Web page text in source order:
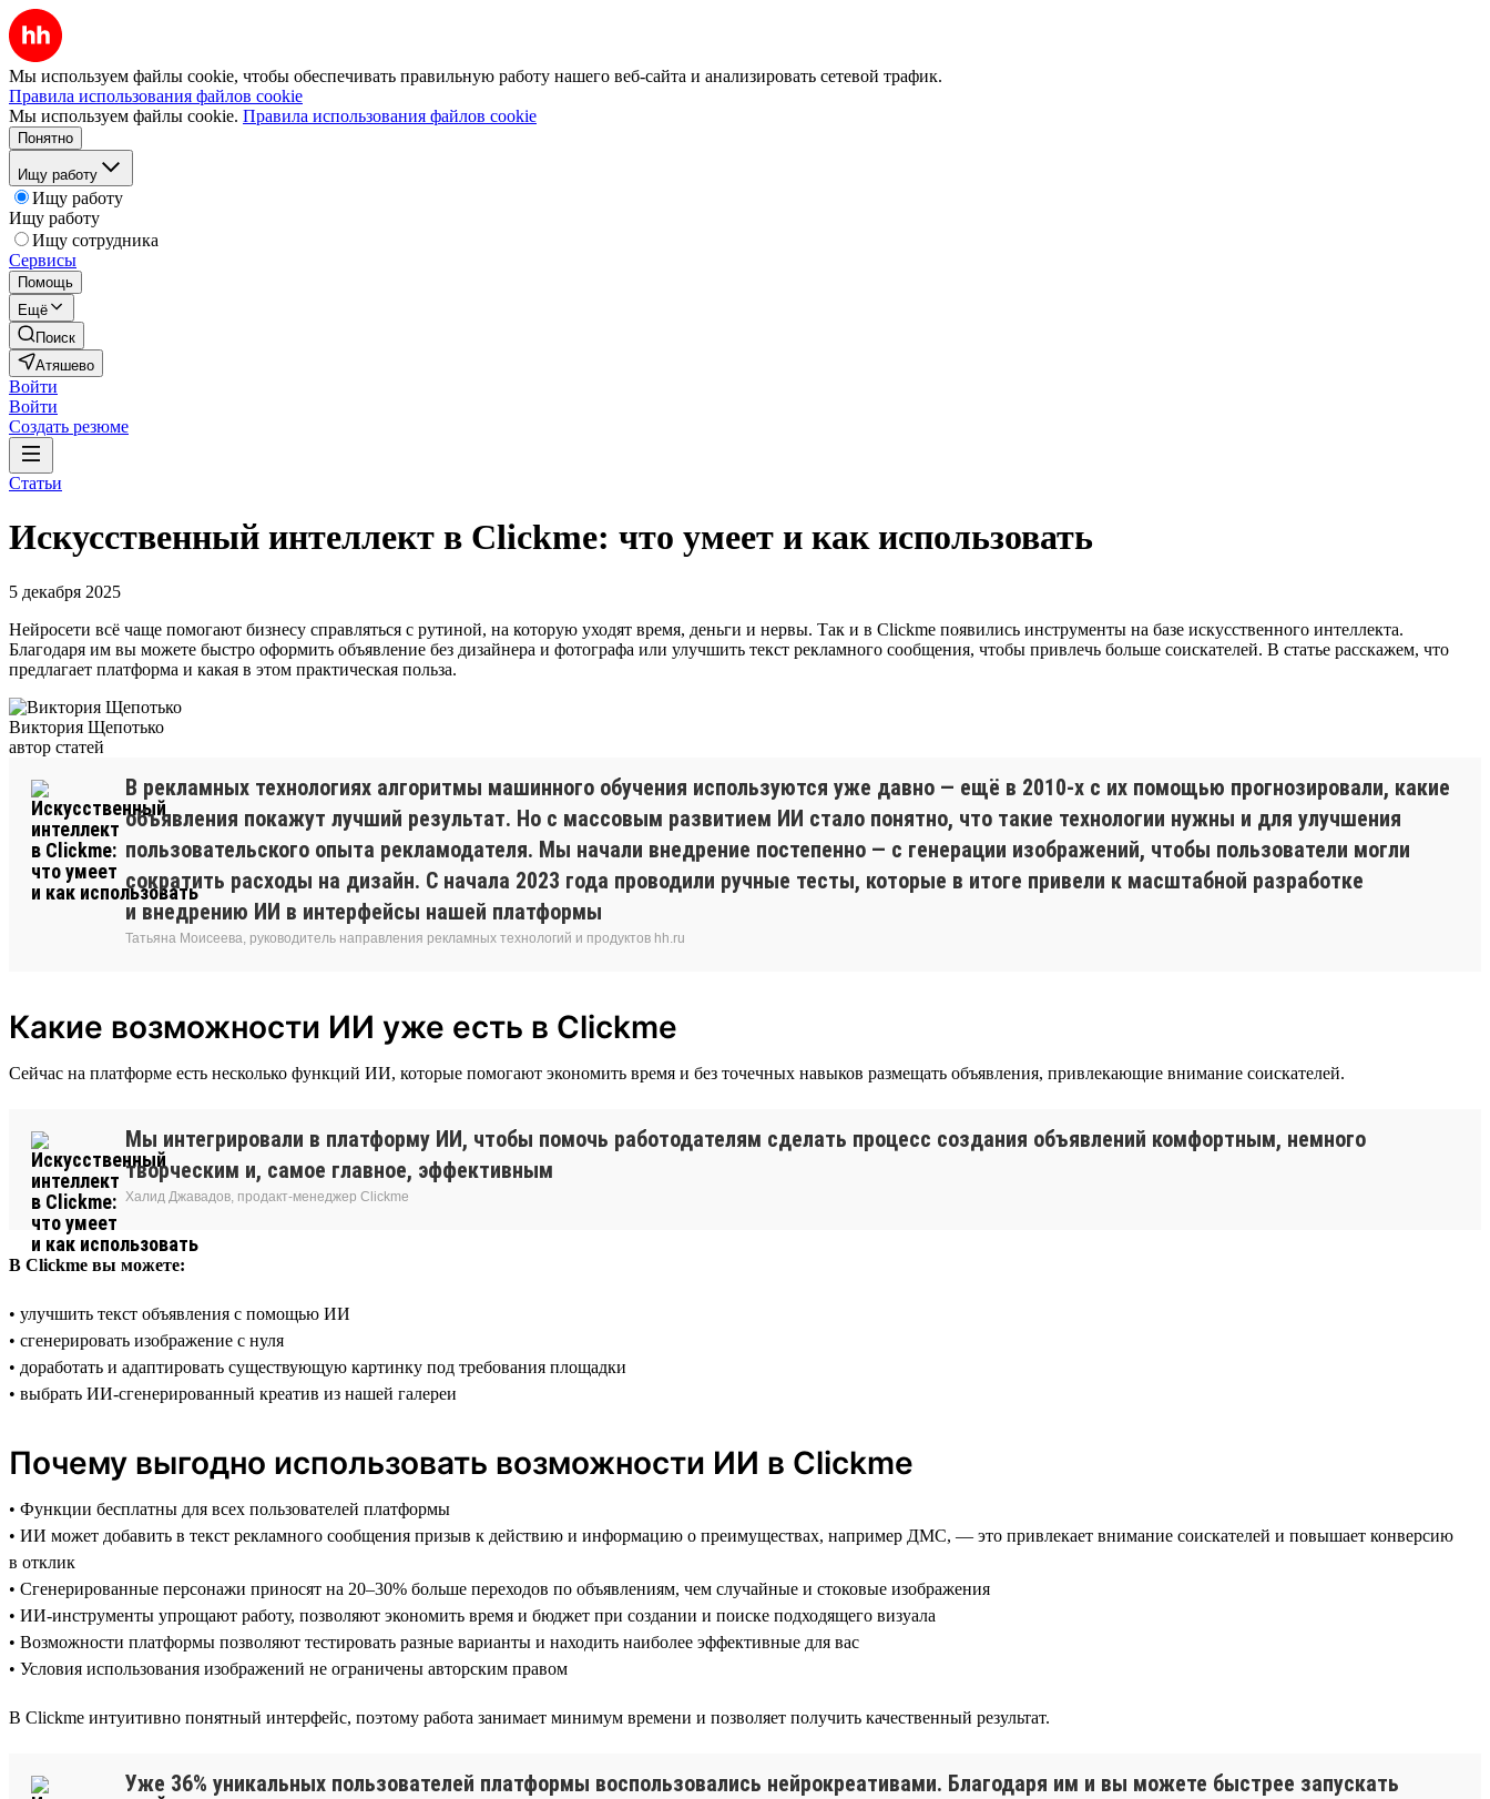
Мы используем файлы cookie, чтобы обеспечивать правильную работу нашего веб-сайта и анализировать сетевой трафик.
Правила использования файлов cookie
Мы используем файлы cookie. Правила использования файлов cookie
Понятно
Ищу работу
Ищу работу
Ищу работу
Ищу сотрудника
Сервисы
Помощь
Ещё
Поиск
Атяшево
Войти
Войти
Создать резюме
Статьи
Искусственный интеллект в Clickme: что умеет и как использовать
5 декабря 2025
Нейросети всё чаще помогают бизнесу справляться с рутиной, на которую уходят время, деньги и нервы. Так и в Clickme появились инструменты на базе искусственного интеллекта.
Благодаря им вы можете быстро оформить объявление без дизайнера и фотографа или улучшить текст рекламного сообщения, чтобы привлечь больше соискателей. В статье расскажем, что
предлагает платформа и какая в этом практическая польза.
Виктория Щепотько
автор статей
В рекламных технологиях алгоритмы машинного обучения используются уже давно — ещё в 2010-х с их помощью прогнозировали, какие
объявления покажут лучший результат. Но с массовым развитием ИИ стало понятно, что такие технологии нужны и для улучшения
пользовательского опыта рекламодателя. Мы начали внедрение постепенно — с генерации изображений, чтобы пользователи могли
сократить расходы на дизайн. С начала 2023 года проводили ручные тесты, которые в итоге привели к масштабной разработке
и внедрению ИИ в интерфейсы нашей платформы
Татьяна Моисеева, руководитель направления рекламных технологий и продуктов hh.ru
Какие возможности ИИ уже есть в Clickme
Сейчас на платформе есть несколько функций ИИ, которые помогают экономить время и без точечных навыков размещать объявления, привлекающие внимание соискателей.
Мы интегрировали в платформу ИИ, чтобы помочь работодателям сделать процесс создания объявлений комфортным, немного
творческим и, самое главное, эффективным
Халид Джавадов, продакт-менеджер Clickme
В Clickme вы можете:
• улучшить текст объявления с помощью ИИ
• сгенерировать изображение с нуля
• доработать и адаптировать существующую картинку под требования площадки
• выбрать ИИ-сгенерированный креатив из нашей галереи
Почему выгодно использовать возможности ИИ в Clickme
• Функции бесплатны для всех пользователей платформы
• ИИ может добавить в текст рекламного сообщения призыв к действию и информацию о преимуществах, например ДМС, — это привлекает внимание соискателей и повышает конверсию
в отклик
• Сгенерированные персонажи приносят на 20–30% больше переходов по объявлениям, чем случайные и стоковые изображения
• ИИ-инструменты упрощают работу, позволяют экономить время и бюджет при создании и поиске подходящего визуала
• Возможности платформы позволяют тестировать разные варианты и находить наиболее эффективные для вас
• Условия использования изображений не ограничены авторским правом
В Clickme интуитивно понятный интерфейс, поэтому работа занимает минимум времени и позволяет получить качественный результат.
Уже 36% уникальных пользователей платформы воспользовались нейрокреативами. Благодаря им и вы можете быстрее запускать